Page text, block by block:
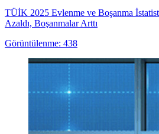
TÜİK 2025 Evlenme ve Boşanma
Azaldı, Boşanmalar Arttı
Görüntülenme: 438